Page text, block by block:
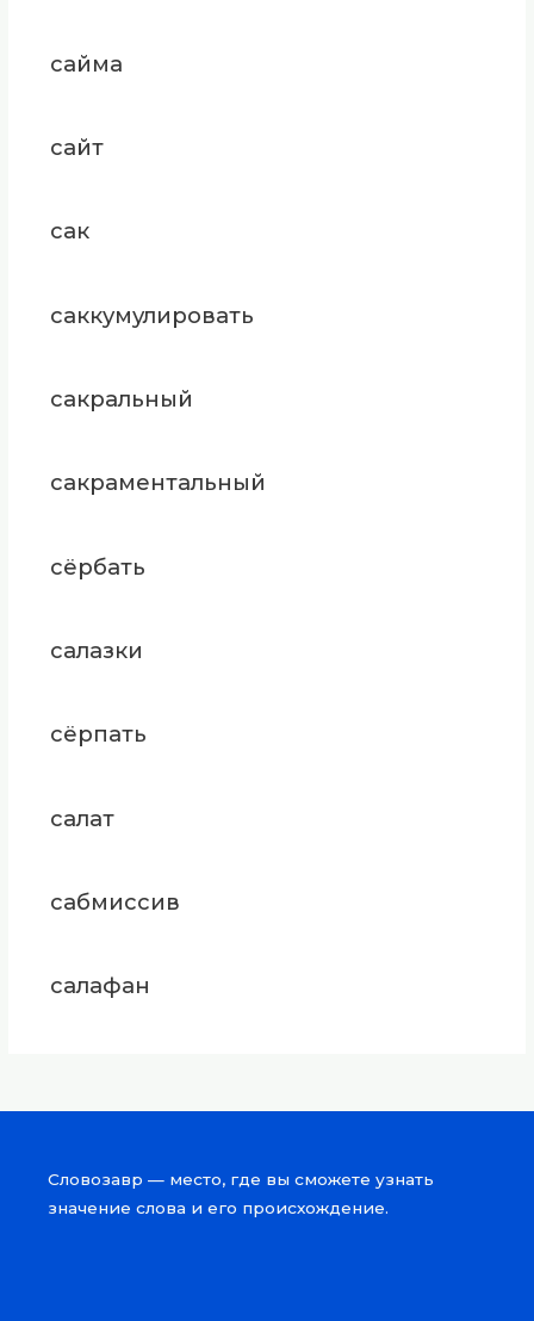
сайма
сайт
сак
саккумулировать
сакральный
сакраментальный
сёрбать
салазки
сёрпать
салат
сабмиссив
салафан
Словозавр — место, где вы сможете узнать
значение слова и его происхождение.